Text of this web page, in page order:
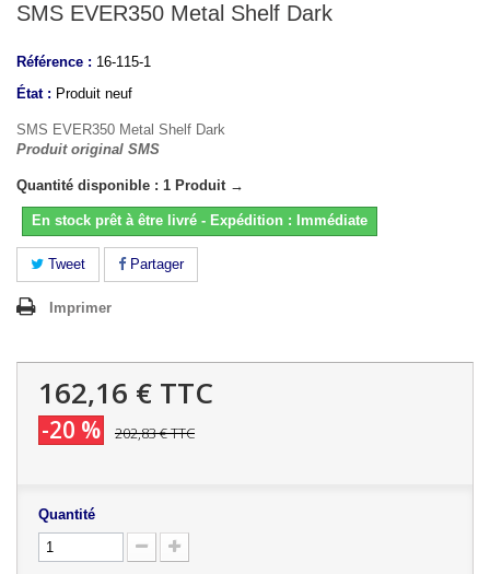
SMS EVER350 Metal Shelf Dark
Référence : 16-115-1
État : Produit neuf
SMS EVER350 Metal Shelf Dark
Produit original SMS
Quantité disponible : 1 Produit →
En stock prêt à être livré - Expédition : Immédiate
Tweet Partager
Imprimer
162,16 € TTC
-20 % 202,83 €TTC
Quantité